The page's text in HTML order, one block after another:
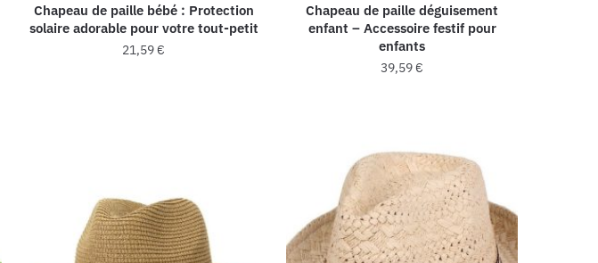
Chapeau de paille bébé : Protection
solaire adorable pour votre tout-petit
21,59€
Chapeau de paille déguisement
enfant – Accessoire festif pour
enfants
39,59€